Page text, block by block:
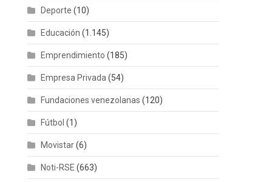
Deporte (10)
Educación (1.145)
Emprendimiento (185)
Empresa Privada (54)
Fundaciones venezolanas (120)
Fútbol (1)
Movistar(6)
Noti-RSE (663)